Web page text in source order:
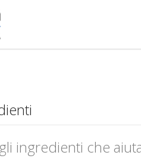
ingredienti che